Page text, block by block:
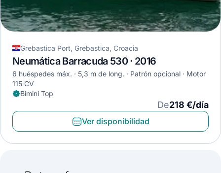
Grebastica Port, Grebastica, Croacia
Neumática Barracuda 530 · 2016
6 huéspedes máx. 5,3 m de long. Patrón opcional
Motor
115 CV
Bimini Top
De218 €/día
Ver disponibilidad